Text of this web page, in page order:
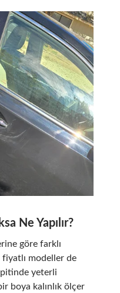
Ne Yapılır?
göre farklı
modeller de
yeterli
boya kalınlık ölçer